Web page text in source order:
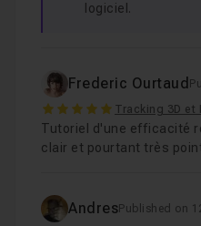
logiciel.
Frederic Ourtaud
5 Tracking 3D et
Tutoriel d'une efficacité
clair et pourtant très
AndresPublished on